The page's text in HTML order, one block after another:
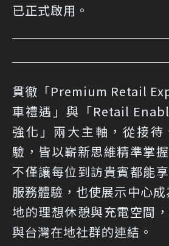
已正式啟用。
貫徹「Premium Retail
車禮遇」與「Retail
強化」兩大主軸，從接待
驗，皆以嶄新思維精準掌
不僅讓每位到訪貴賓都能
服務體驗，也使展示中心
地的理想休憩與充電空間
與台灣在地社群的連結。